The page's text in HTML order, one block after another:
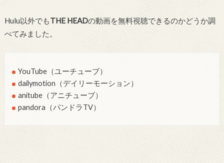
Hulu以外でもTHE HEADの動画を無料視聴できるのかどうか調
べてみました。
YouTube（ユーチューブ）
dailymotion（デイリーモーション）
anitube（アニチューブ）
pandora（パンドラTV）